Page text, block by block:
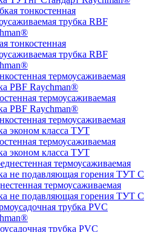
тонкостенная
трубка RBF
термоусаживаемая
PBF Raychman®
термоусаживаемая
эконом класса ТУТ
термоусаживаемая
не подавляющая горения ТУТ С
трубка PVC